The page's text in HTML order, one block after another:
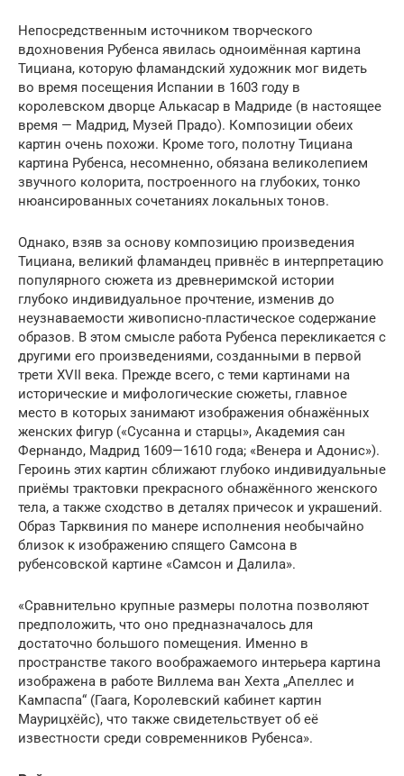
Непосредственным источником творческого
вдохновения Рубенса явилась одноимённая картина
Тициана, которую фламандский художник мог видеть
во время посещения Испании в 1603 году в
королевском дворце Алькасар в Мадриде (в настоящее
время — Мадрид, Музей Прадо). Композиции обеих
картин очень похожи. Кроме того, полотну Тициана
картина Рубенса, несомненно, обязана великолепием
звучного колорита, построенного на глубоких, тонко
нюансированных сочетаниях локальных тонов.
Однако, взяв за основу композицию произведения
Тициана, великий фламандец привнёс в интерпретацию
популярного сюжета из древнеримской истории
глубоко индивидуальное прочтение, изменив до
неузнаваемости живописно-пластическое содержание
образов. В этом смысле работа Рубенса перекликается с
другими его произведениями, созданными в первой
трети XVII века. Прежде всего, с теми картинами на
исторические и мифологические сюжеты, главное
место в которых занимают изображения обнажённых
женских фигур («Сусанна и старцы», Академия сан
Фернандо, Мадрид 1609—1610 года; «Венера и Адонис»).
Героинь этих картин сближают глубоко индивидуальные
приёмы трактовки прекрасного обнажённого женского
тела, а также сходство в деталях причесок и украшений.
Образ Тарквиния по манере исполнения необычайно
близок к изображению спящего Самсона в
рубенсовской картине «Самсон и Далила».
«Сравнительно крупные размеры полотна позволяют
предположить, что оно предназначалось для
достаточно большого помещения. Именно в
пространстве такого воображаемого интерьера картина
изображена в работе Виллема ван Хехта „Апеллес и
Кампаспа“ (Гаага, Королевский кабинет картин
Маурицхёйс), что также свидетельствует об её
известности среди современников Рубенса».